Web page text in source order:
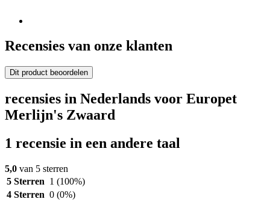
Recensies van onze klanten
Dit product beoordelen
recensies in Nederlands voor Europet
Merlijn's Zwaard
1 recensie in een andere taal
5,0 van 5 sterren
5 Sterren 1 (100%)
4 Sterren 0 (0%)